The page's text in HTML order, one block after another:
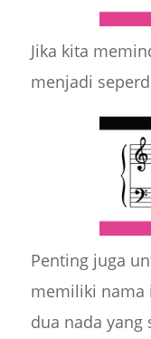
Jika kita
menjadi
Penting juga
memiliki nama
dua nada